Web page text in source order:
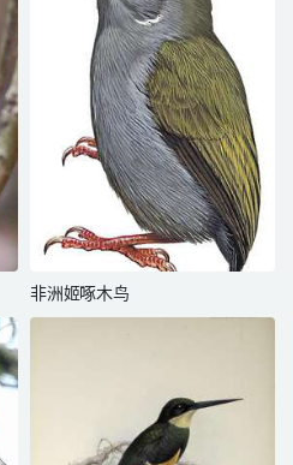
非洲姬啄木鸟